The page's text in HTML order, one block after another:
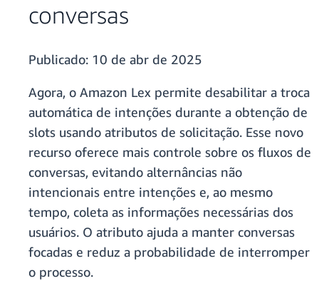
conversas
Publicado: 10 de abr de 2025
Agora, o Amazon Lex permite desabilitar a troca
automática de intenções durante a obtenção de
slots usando atributos de solicitação. Esse novo
recurso oferece mais controle sobre os fluxos de
conversas, evitando alternâncias não
intencionais entre intenções e, ao mesmo
tempo, coleta as informações necessárias dos
usuários. O atributo ajuda a manter conversas
focadas e reduz a probabilidade de interromper
o processo.